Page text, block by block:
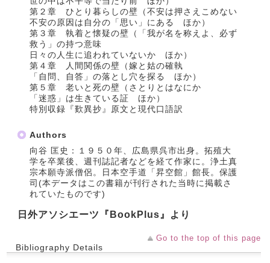
第２章 ひとり暮らしの壁（不安は押さえこめない
不安の原因は自分の「思い」にある ほか）
第３章 執着と懐疑の壁（「我が名を称えよ、必ず
救う」の持つ意味
日々の人生に追われていないか ほか）
第４章 人間関係の壁（嫁と姑の確執
「自問、自答」の落とし穴を探る ほか）
第５章 老いと死の壁（さとりとはなにか
「迷惑」は生きている証 ほか）
特別収録『歎異抄』原文と現代口語訳
Authors
向谷 匡史：１９５０年、広島県呉市出身。拓殖大
学を卒業後、週刊誌記者などを経て作家に。浄土真
宗本願寺派僧侶。日本空手道「昇空館」館長。保護
司(本データはこの書籍が刊行された当時に掲載さ
れていたものです)
日外アソシエーツ『BookPlus』より
Go to the top of this page
Bibliography Details